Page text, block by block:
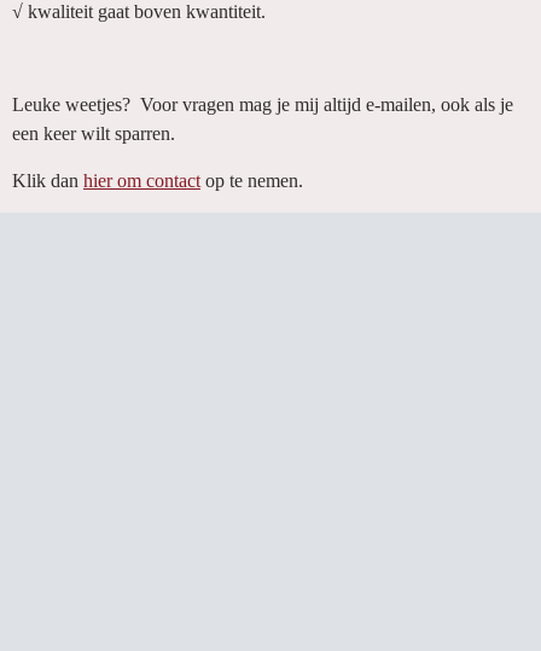
√ kwaliteit gaat boven kwantiteit.
Leuke weetjes? Voor vragen mag je mij altijd e-mailen, ook als je
een keer wilt sparren.
Klik dan hier om contact op te nemen.